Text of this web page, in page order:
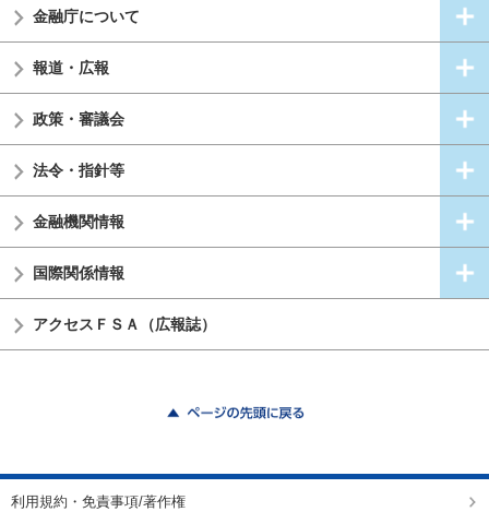
金融庁について
報道・広報
政策・審議会
法令・指針等
金融機関情報
国際関係情報
アクセスＦＳＡ（広報誌）
利用規約・免責事項/著作権